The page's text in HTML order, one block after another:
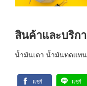
สินค้าและบริก
น้ำมันเตา น้ำมันทดแท
แชร์ แชร์